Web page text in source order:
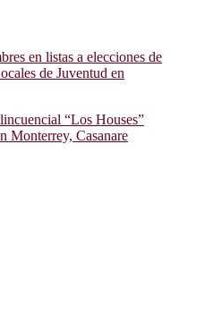
en listas a elecciones de
de Juventud en
“Los Houses”
Monterrey, Casanare